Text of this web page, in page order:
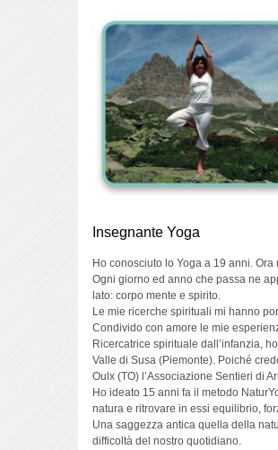
Insegnante Yoga
Ho conosciuto lo Yoga a 19 anni.
Ogni giorno ed anno che passa ne
lato: corpo mente e spirito.
Le mie ricerche spirituali mi hanno
Condivido con amore le mie
Ricercatrice spirituale dall’infanzia,
Valle di Susa (Piemonte). Poiché
Oulx (TO) l’Associazione Sentieri di
Ho ideato 15 anni fa il metodo
natura e ritrovare in essi equilibrio,
Una saggezza antica quella della
difficoltà del nostro quotidiano.